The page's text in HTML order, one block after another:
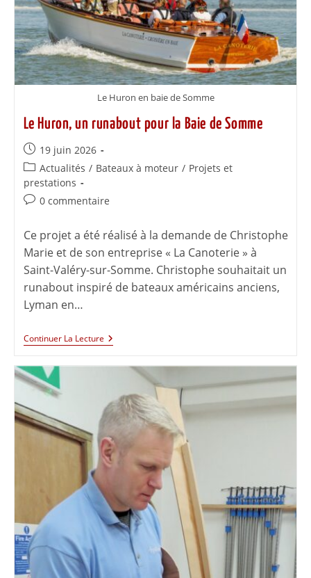
Le Huron en baie de Somme
Le Huron, un runabout pour la Baie de Somme
19 juin 2026
Actualités / Bateaux à moteur / Projets et
prestations
0 commentaire
Ce projet a été réalisé à la demande de Christophe
Marie et de son entreprise « La Canoterie » à
Saint-Valéry-sur-Somme. Christophe souhaitait un
runabout inspiré de bateaux américains anciens,
Lyman en…
Continuer La Lecture